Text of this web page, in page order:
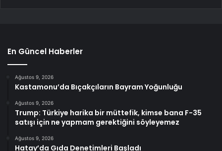
En Güncel Haberler
Ağustos 9, 2026
Kastamonu’da Bıçakçıların Bayram Yoğunluğu
Ağustos 9, 2026
Trump: Türkiye harika bir müttefik, kimse bana F-35
satışı için ne yapmam gerektiğini söyleyemez
Ağustos 9, 2026
Hatay’da Gıda Denetimleri Başladı